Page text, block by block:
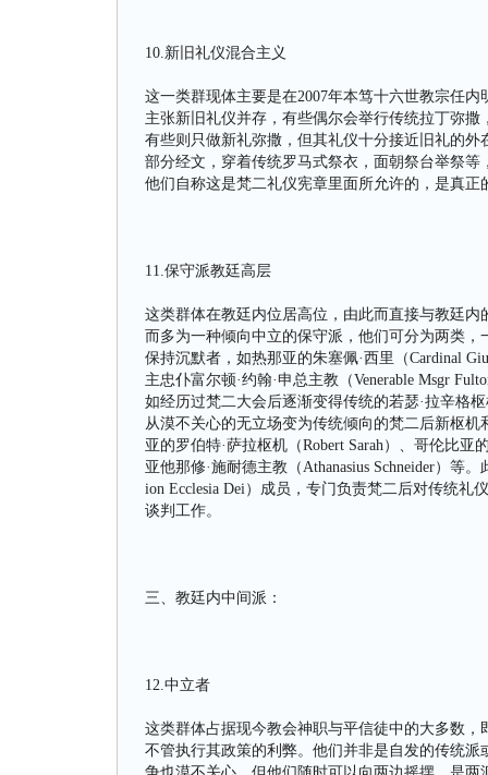
10.新旧礼仪混合主义
这一类群现体主要是在2007年本笃十六世教宗任
主张新旧礼仪并存，有些偶尔会举行传统拉丁弥
有些则只做新礼弥撒，但其礼仪十分接近旧礼的
部分经文，穿着传统罗马式祭衣，面朝祭台举祭
他们自称这是梵二礼仪宪章里面所允许的，是真
11.保守派教廷高层
这类群体在教廷内位居高位，由此而直接与教廷
而多为一种倾向中立的保守派，他们可分为两类
保持沉默者，如热那亚的朱塞佩·西里（Cardinal
主忠仆富尔顿·约翰·申总主教（Venerable Msgr
如经历过梵二大会后逐渐变得传统的若瑟·拉辛格
从漠不关心的无立场变为传统倾向的梵二后新枢机
亚的罗伯特·萨拉枢机（Robert Sarah）、哥伦比
亚他那修·施耐德主教（Athanasius Schneider）等
ion Ecclesia Dei）成员，专门负责梵二后对传统礼
谈判工作。
三、教廷内中间派：
12.中立者
这类群体占据现今教会神职与平信徒中的大多数
不管执行其政策的利弊。他们并非是自发的传统